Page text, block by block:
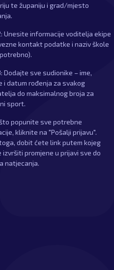
te županiju i grad/mjesto
Unesite informacije voditelja ekipe
kontakt podatke i naziv škole
Dodajte sve sudionike – ime,
i datum rođenja za svakog
do maksimalnog broja za
sport.
popunite sve potrebne
kliknite na "Pošalji prijavu".
dobit ćete link putem kojeg
izvršiti promjene u prijavi sve do
natjecanja.